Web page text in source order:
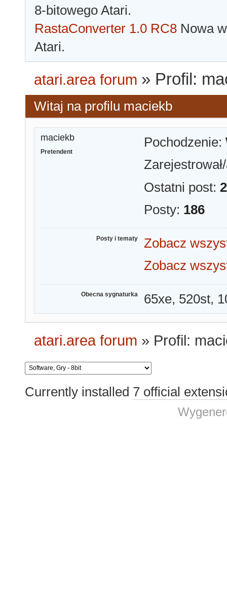
8-bitowego Atari.
RastaConverter 1.0 RC8 Nowa
Atari.
atari.area forum » Profil:
Witaj na profilu maciekb
maciekb
Pretendent
Pochodzenie:
Ostatni post:
Posty: 186
Posty i tematy
Zobacz
Zobacz
Obecna sygnaturka 65xe, 520st,
atari.area forum » Profil:
Currently installed 7 official